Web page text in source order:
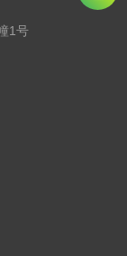
1号